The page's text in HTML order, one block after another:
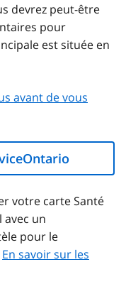
devrez peut-être
pour
est située en
avant de vous
votre carte Santé
un
pour le
En savoir sur les